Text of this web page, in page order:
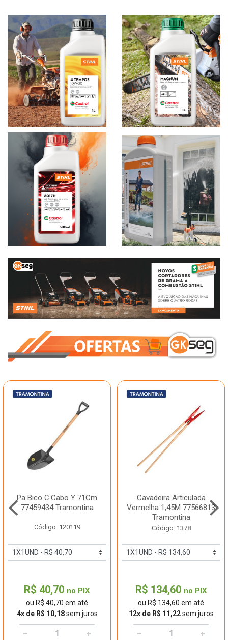
Pa Bico C.Cabo Y 71Cm
77459434 Tramontina
Código: 120119
R$ 40,70 no PIX
ou R$ 40,70 em até
4x de R$ 10,18sem juros
Cavadeira Articulada
Vermelha 1,45M 77566813
Tramontina
Código: 1378
R$ 134,60 no PIX
ou R$ 134,60 em até
12x de R$ 11,22sem juros